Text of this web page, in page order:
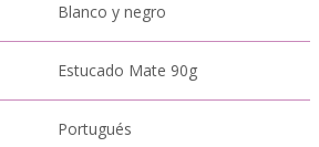
Blanco y negro
Estucado Mate 90g
Portugués